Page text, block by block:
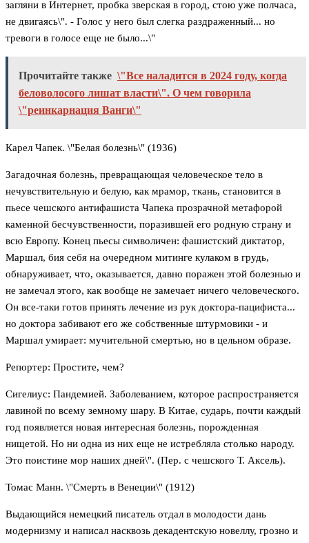
загляни в Интернет, пробка зверская в город, стою уже полчаса,
не двигаясь\". - Голос у него был слегка раздраженный... но
тревоги в голосе еще не было...\"
Прочитайте также \"Все наладится в 2024 году, когда
беловолосого лишат власти\". О чем говорила
\"реинкарнация Ванги\"
Карел Чапек. \"Белая болезнь\" (1936)
Загадочная болезнь, превращающая человеческое тело в
нечувствительную и белую, как мрамор, ткань, становится в
пьесе чешского антифашиста Чапека прозрачной метафорой
каменной бесчувственности, поразившей его родную страну и
всю Европу. Конец пьесы символичен: фашистский диктатор,
Маршал, бия себя на очередном митинге кулаком в грудь,
обнаруживает, что, оказывается, давно поражен этой болезнью и
не замечал этого, как вообще не замечает ничего человеческого.
Он все-таки готов принять лечение из рук доктора-пацифиста...
но доктора забивают его же собственные штурмовики - и
Маршал умирает: мучительной смертью, но в цельном образе.
Репортер: Простите, чем?
Сигелиус: Пандемией. Заболеванием, которое распространяется
лавиной по всему земному шару. В Китае, сударь, почти каждый
год появляется новая интересная болезнь, порожденная
нищетой. Но ни одна из них еще не истребляла столько народу.
Это поистине мор наших дней\". (Пер. с чешского Т. Аксель).
Томас Манн. \"Смерть в Венеции\" (1912)
Выдающийся немецкий писатель отдал в молодости дань
модернизму и написал насквозь декадентскую новеллу, грозно и